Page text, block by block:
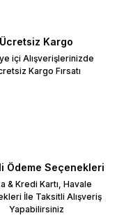
Ücretsiz Kargo
içi Alışverişlerinizde
Kargo Fırsatı
Ödeme Seçenekleri
& Kredi Kartı, Havale
İle Taksitli Alışveriş
Yapabilirsiniz